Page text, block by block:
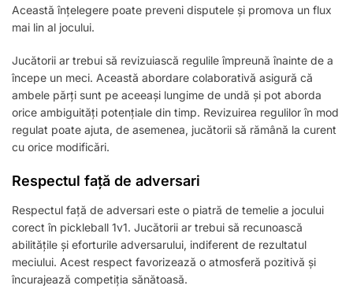
Această înțelegere poate preveni disputele și promova un flux
mai lin al jocului.
Jucătorii ar trebui să revizuiască regulile împreună înainte de a
începe un meci. Această abordare colaborativă asigură că
ambele părți sunt pe aceeași lungime de undă și pot aborda
orice ambiguități potențiale din timp. Revizuirea regulilor în mod
regulat poate ajuta, de asemenea, jucătorii să rămână la curent
cu orice modificări.
Respectul față de adversari
Respectul față de adversari este o piatră de temelie a jocului
corect în pickleball 1v1. Jucătorii ar trebui să recunoască
abilitățile și eforturile adversarului, indiferent de rezultatul
meciului. Acest respect favorizează o atmosferă pozitivă și
încurajează competiția sănătoasă.